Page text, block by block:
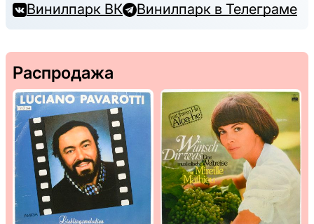
Винилпарк ВК Винилпарк в Телеграме
Распродажа